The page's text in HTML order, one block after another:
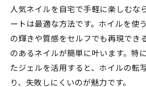
識
ネイルホイルのやり方と転
方
初心者向けネイルホイル
ポイント
人気ネイルを自宅で手軽に楽しむな
ートは最適な方法です。ホイルを使
の輝きや質感をセルフでも再現でき
のあるネイルが簡単に叶います。特
たジェルを活用すると、ホイルの転
り、失敗しにくいのが魅力です。